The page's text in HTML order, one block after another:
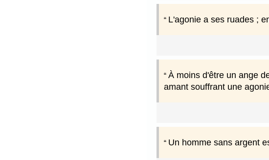
L'agonie a ses ruades ;
À moins d'être un ange
amant souffrant une
Un homme sans argent